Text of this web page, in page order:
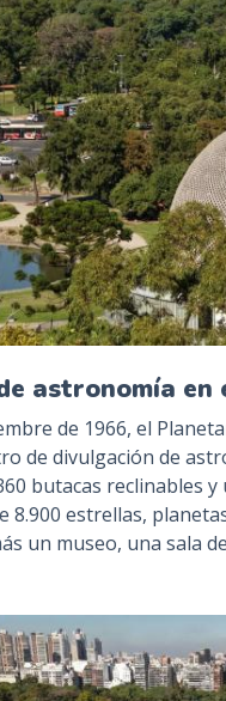
astronomía
de 1966, el
de divulgación de
butacas reclinables
8.900 estrellas,
un museo, una sala